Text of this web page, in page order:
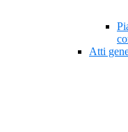
Atti